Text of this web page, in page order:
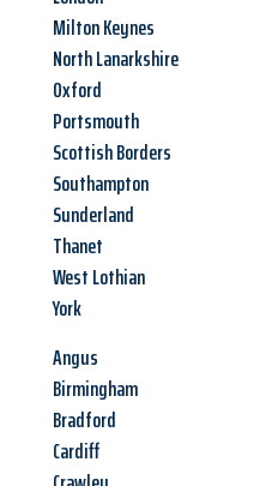
Milton Keynes
North Lanarkshire
Oxford
Portsmouth
Scottish Borders
Southampton
Sunderland
Thanet
West Lothian
York
Angus
Birmingham
Bradford
Cardiff